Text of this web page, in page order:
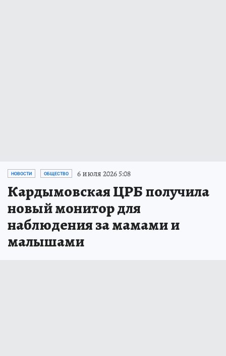
НОВОСТИ ОБЩЕСТВО 6 июля 2026 5:08
Кардымовская ЦРБ получила
новый монитор для
наблюдения за мамами и
малышами